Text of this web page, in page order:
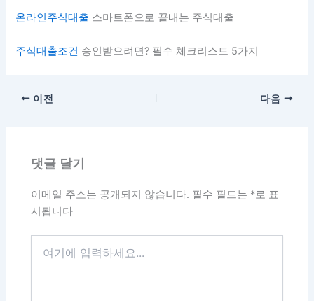
온라인주식대출 스마트폰으로 끝내는 주식대출
주식대출조건 승인받으려면? 필수 체크리스트 5가지
이전 다음
댓글 달기
이메일 주소는 공개되지 않습니다. 필수 필드는 *로 표
시됩니다